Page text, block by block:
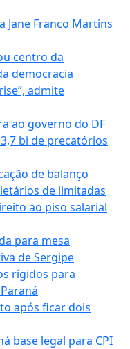
Jane Franco Martins
centro da
democracia
admite
ao governo do DF
bi de precatórios
de balanço
de limitadas
ao piso salarial
para mesa
de Sergipe
rígidos para
após ficar dois
base legal para CPI